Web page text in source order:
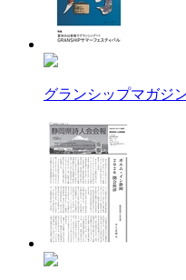
グランシップマガジ